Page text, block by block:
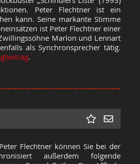
Peter Flechtner ist ein
kann. Seine markante Stimme
ist Peter Flechtner einer
Marlon und Lennart
als Synchronsprecher tätig.
.
Flechtner können Sie bei der
außerdem folgende